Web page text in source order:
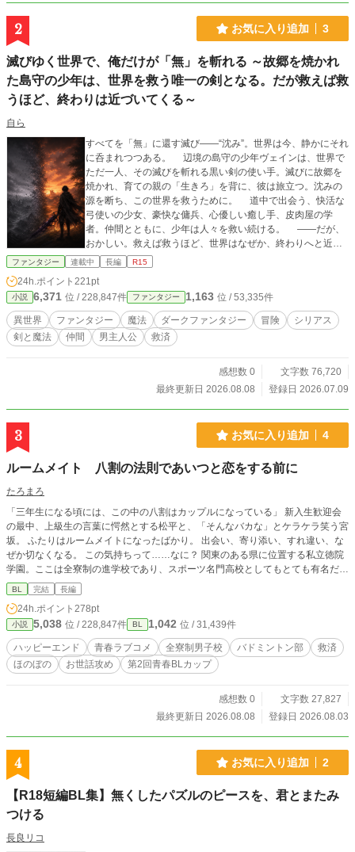
と旅をする中で、初めて“友達”を知るまでの物語。
2 お気に入り追加 3
滅びゆく世界で、俺だけが「無」を斬れる ～故郷を焼かれ
た島守の少年は、世界を救う唯一の剣となる。だが救えば救
うほど、終わりは近づいてくる～
自ら
すべてを「無」に還す滅び――“沈み”。世界は今、静かにそれ
に呑まれつつある。 辺境の島守の少年ヴェインは、世界で
ただ一人、その滅びを斬れる黒い剣の使い手。滅びに故郷を
焼かれ、育ての親の「生きろ」を背に、彼は旅立つ。沈みの
源を断ち、この世界を救うために。 道中で出会う、快活な
弓使いの少女、豪快な傭兵、心優しい癒し手、皮肉屋の学
者。仲間とともに、少年は人々を救い続ける。 ――だが、
おかしい。救えば救うほど、世界はなぜか、終わりへと近づ
いていく。 やがて少年は、この世界の“正史”に隠された、
「本当の救い」を探す、王道ダークファンタジー。
ファンタジー 連載中 長編 R15
24h.ポイント 221pt
小説 6,371 位 / 228,847件 ファンタジー 1,163 位 / 53,335件
異世界 ファンタジー 魔法 ダークファンタジー 冒険
シリアス
剣と魔法
仲間 男主人公 救済
感想数 0
文字数 76,720
最終更新日 2026.08.08
登録日 2026.07.09
3 お気に入り追加 4
ルームメイト 八割の法則であいつと恋をする前に
たろまろ
「三年生になる頃には、この中の八割はカップルになっている」 新入生歓迎会
の最中、上級生の言葉に愕然とする松平と、「そんなバカな」とケラケラ笑う宮
坂。 ふたりはルームメイトになったばかり。 出会い、寄り添い、すれ違い、な
ぜか切なくなる。 この気持ちって……なに？ 関東のある県に位置する私立徳院
学園。ここは全寮制の進学校であり、スポーツ名門高校としてもとても有名だ。
大学進学や部活動に専念したい普通科の生徒も多数入寮している。 モットーは
『共同生活を営む中で、自立心と仲間を大切にする心を育む』 中学時代に人間
関係で失敗した松平は、不安を抱えたまま己があてがわれた部屋をノックした。
ルームメイト・宮坂春紀とうまくやっていけるだろうか……。 松平×宮坂 のふ
たりで織りなす青春ドタバタラブコメです！
BL 完結 長編
24h.ポイント 278pt
小説 5,038 位 / 228,847件 BL 1,042 位 / 31,439件
ハッピーエンド 青春ラブコメ 全寮制男子校 バドミントン部
救済
ほのぼの
お世話攻め 第2回青春BLカップ
感想数 0
文字数 27,827
最終更新日 2026.08.08
登録日 2026.08.03
4 お気に入り追加 2
【R18短編BL集】無くしたパズルのピースを、君とまたみ
つける
長良リコ